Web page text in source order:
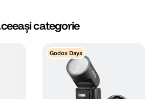
categorie
Godox Days